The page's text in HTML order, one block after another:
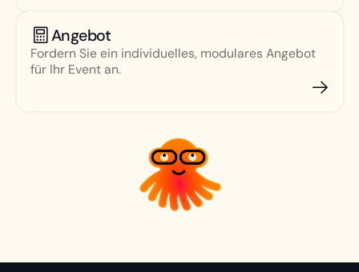
Angebot
Fordern Sie ein individuelles, modulares Angebot
für Ihr Event an.